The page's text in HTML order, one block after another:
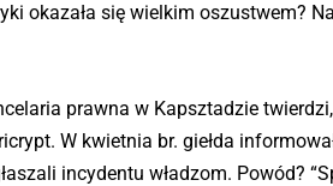
okazała się wielkim oszustwem?
prawna w Kapsztadzie
W kwietnia br. giełda
incydentu władzom. Powód?